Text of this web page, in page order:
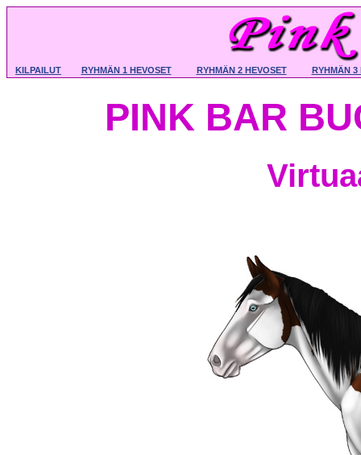
KILPAILUT RYHMÄN 1 HEVOSET RYHMÄN 2 HEVOSET RYHMÄN 3
PINK BAR